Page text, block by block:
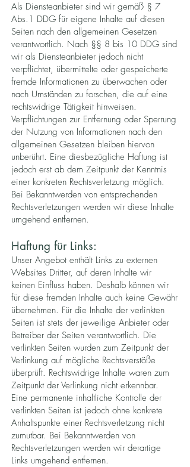
Als Diensteanbieter sind wir gemäß § 7
Abs.1 DDG für eigene Inhalte auf diesen
Seiten nach den allgemeinen Gesetzen
verantwortlich. Nach §§ 8 bis 10 DDG sind
wir als Diensteanbieter jedoch nicht
verpflichtet, übermittelte oder gespeicherte
fremde Informationen zu überwachen oder
nach Umständen zu forschen, die auf eine
rechtswidrige Tätigkeit hinweisen.
Verpflichtungen zur Entfernung oder Sperrung
der Nutzung von Informationen nach den
allgemeinen Gesetzen bleiben hiervon
unberührt. Eine diesbezügliche Haftung ist
jedoch erst ab dem Zeitpunkt der Kenntnis
einer konkreten Rechtsverletzung möglich.
Bei Bekanntwerden von entsprechenden
Rechtsverletzungen werden wir diese Inhalte
umgehend entfernen.
Haftung für Links:
Unser Angebot enthält Links zu externen
Websites Dritter, auf deren Inhalte wir
keinen Einfluss haben. Deshalb können wir
für diese fremden Inhalte auch keine Gewähr
übernehmen. Für die Inhalte der verlinkten
Seiten ist stets der jeweilige Anbieter oder
Betreiber der Seiten verantwortlich. Die
verlinkten Seiten wurden zum Zeitpunkt der
Verlinkung auf mögliche Rechtsverstöße
überprüft. Rechtswidrige Inhalte waren zum
Zeitpunkt der Verlinkung nicht erkennbar.
Eine permanente inhaltliche Kontrolle der
verlinkten Seiten ist jedoch ohne konkrete
Anhaltspunkte einer Rechtsverletzung nicht
zumutbar. Bei Bekanntwerden von
Rechtsverletzungen werden wir derartige
Links umgehend entfernen.